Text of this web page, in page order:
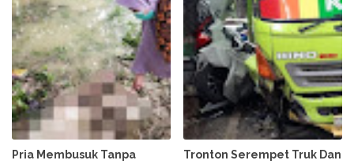
Pria Membusuk Tanpa
Tronton Serempet Truk Dan